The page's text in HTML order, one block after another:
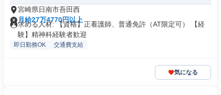
宮崎県日南市吾田西
月給27万4770円以上
求める人材: 【資格】正看護師、普通免許（AT限定可） 【経
験】精神科経験者歓迎
即日勤務OK 交通費支給
気になる